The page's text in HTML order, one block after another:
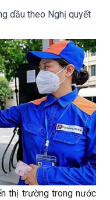
dầu theo Nghị quyết
thị trường trong nước